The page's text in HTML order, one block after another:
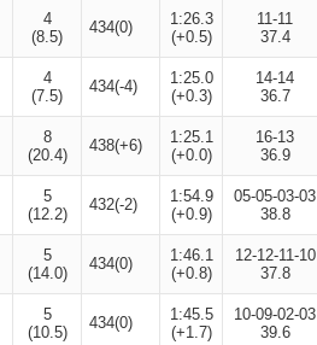
4
(8.5)
434(0)
1:26.3
(+0.5)
11-11
37.4
4
(7.5)
434(-4)
1:25.0
(+0.3)
14-14
36.7
8
(20.4)
438(+6)
1:25.1
(+0.0)
16-13
36.9
5
(12.2)
432(-2)
1:54.9
(+0.9)
05-05-03-03
38.8
5
(14.0)
434(0)
1:46.1
(+0.8)
12-12-11-10
37.8
5
(10.5)
434(0)
1:45.5
(+1.7)
10-09-02-03
39.6